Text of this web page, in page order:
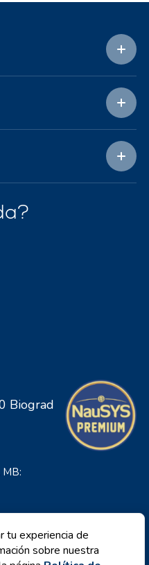
Biograd
tu experiencia de
sobre nuestra